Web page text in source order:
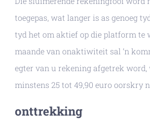
toegepas, wat langer is as genoeg
tyd het om aktief op die platform te
maande van onaktiwiteit sal ‘n
egter van u rekening afgetrek word,
minstens 25 tot 49,90 euro oorskry
onttrekking